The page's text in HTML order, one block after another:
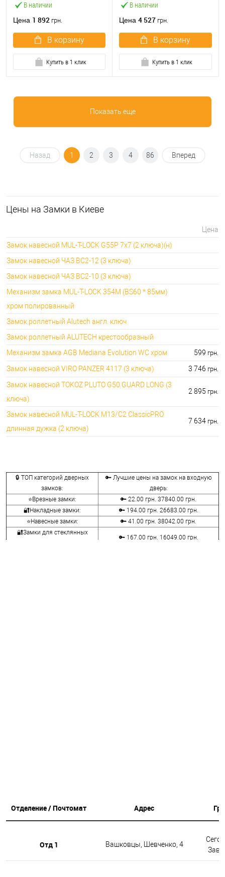
В наличии
Цена 1 892 грн.
В корзину
Купить в 1 клик
В наличии
Цена 4 527 грн.
В корзину
Купить в 1 клик
Показать еще
Назад 1 2 3 4 86 Вперед
Цeны на Замки в Киеве
Цена
Замок навесной MUL-T-LOCK G55P 7x7 (2 ключа)(н)
Замок навесной ЧАЗ ВС2-12 (3 ключа)
Замок навесной ЧАЗ ВС2-10 (3 ключа)
Механизм замка MUL-T-LOCK 354M (BS60 * 85мм)
хром полированный
Замок роллетный Alutech англ. ключ
Замок роллетный ALUTECH крестообразный
Механизм замка AGB Mediana Evolution WC хром
599 грн.
Замок навесной VIRO PANZER 4117 (3 ключа) 3 746 грн.
Замок навесной TOKOZ PLUTO G50 GUARD LONG (3
ключа)
2 895 грн.
Замок навесной MUL-T-LOCK M13/C2 ClassicPRO
длинная дужка (2 ключа)
7 634 грн.
🔒 ТОП категорий дверных
замков:
🔑 Лучшие цены на замок на входную
дверь:
⭐Врезные замки:
🔑 22.00 грн. 37840.00 грн.
🔐Накладные замки:
🔑 194.00 грн. 26683.00 грн.
⭐Навесные замки:
🔑 41.00 грн. 38042.00 грн.
🔐Замки для стеклянных
🔑 167.00 грн. 16049.00 грн.
Отделение / Почтомат Адрес
Отд 1 Вашковцы, Шевченко, 4